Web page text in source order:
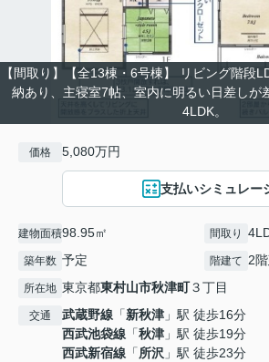
【間取り】【全13棟・6号棟】 リビング階段
納あり、主寝室7帖、室内に明るい日差しが
4LDK。
価格 5,080万円
支払いシミュレー
建物面積98.95㎡ 間取り
築年数 予定 階建て 2
所在地 東京都東村山市秋津町３丁目
交通 武蔵野線 「新秋津 」駅 徒歩16分
西武池袋線 「秋津 」駅 徒歩19分
西武新宿線 「所沢 」駅 徒歩23分